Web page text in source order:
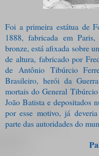
Foi a primeira estátua de
1888, fabricada em
bronze, está afixada sobre
de altura, fabricado por
de Antônio Tibúrcio
Brasileiro, herói da
mortais do General
João Batista e depositados
por esse motivo, já
parte das autoridades do